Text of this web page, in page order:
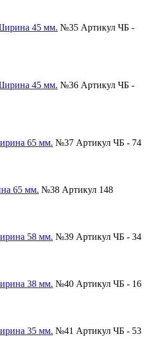
№35 Артикул ЧБ -
№36 Артикул ЧБ -
№37 Артикул ЧБ - 74
№38 Артикул 148
№39 Артикул ЧБ - 34
№40 Артикул ЧБ - 16
№41 Артикул ЧБ - 53